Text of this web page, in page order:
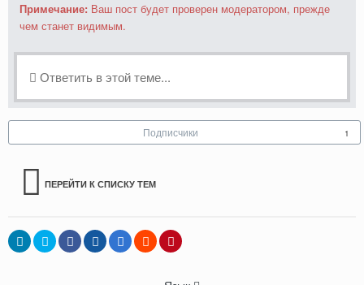
Примечание: Ваш пост будет проверен модератором, прежде
чем станет видимым.
Ответить в этой теме...
Подписчики 1
ПЕРЕЙТИ К СПИСКУ ТЕМ